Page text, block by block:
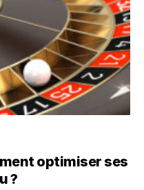
optimiser ses
?